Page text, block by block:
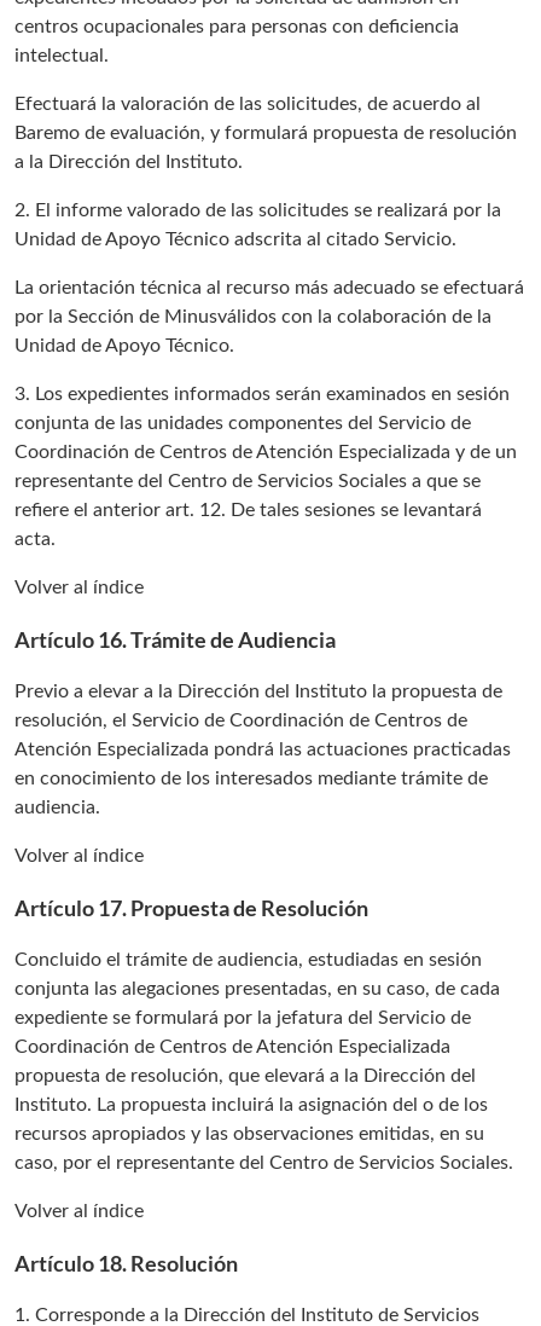
centros ocupacionales para personas con deficiencia
intelectual.
Efectuará la valoración de las solicitudes, de acuerdo al
Baremo de evaluación, y formulará propuesta de resolución
a la Dirección del Instituto.
2. El informe valorado de las solicitudes se realizará por la
Unidad de Apoyo Técnico adscrita al citado Servicio.
La orientación técnica al recurso más adecuado se efectuará
por la Sección de Minusválidos con la colaboración de la
Unidad de Apoyo Técnico.
3. Los expedientes informados serán examinados en sesión
conjunta de las unidades componentes del Servicio de
Coordinación de Centros de Atención Especializada y de un
representante del Centro de Servicios Sociales a que se
refiere el anterior art. 12. De tales sesiones se levantará
acta.
Volver al índice
Artículo 16. Trámite de Audiencia
Previo a elevar a la Dirección del Instituto la propuesta de
resolución, el Servicio de Coordinación de Centros de
Atención Especializada pondrá las actuaciones practicadas
en conocimiento de los interesados mediante trámite de
audiencia.
Volver al índice
Artículo 17. Propuesta de Resolución
Concluido el trámite de audiencia, estudiadas en sesión
conjunta las alegaciones presentadas, en su caso, de cada
expediente se formulará por la jefatura del Servicio de
Coordinación de Centros de Atención Especializada
propuesta de resolución, que elevará a la Dirección del
Instituto. La propuesta incluirá la asignación del o de los
recursos apropiados y las observaciones emitidas, en su
caso, por el representante del Centro de Servicios Sociales.
Volver al índice
Artículo 18. Resolución
1. Corresponde a la Dirección del Instituto de Servicios